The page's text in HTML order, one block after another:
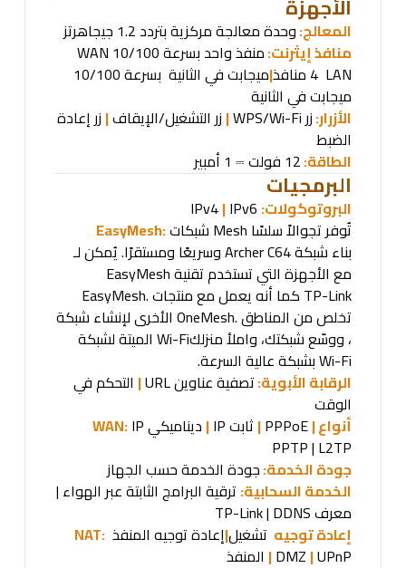
الأجهزة
المعالج:وحدة معالجة مركزية بتردد 1.2 جيجاهرتز
منافذ إيثرنت:منفذ
واحد بسرعة 10/100
ميجابت في الثانية| 4 منافذ LAN
بسرعة 10/100
ميجابت في الثانية
الأزرار:زرWPS/Wi-Fi
| زر التشغيل/الإيقاف| زر إعادة
الضبط
الطاقة:12 فولت ⎓ أمبير
البرمجيات
البروتوكولات:
IPv4|IPv6
EasyMesh:شبكات Mesh تُوفر تجوالاً سلسًا
وسريعًا ومستقرًا. يُمكن لـArcher C64بناء شبكة
EasyMeshمع الأجهزة التي تستخدم تقنية
EasyMesh.كما أنه يعمل مع منتجات TP-Link
الأخرى لإنشاء شبكة OneMesh.تخلص من المناطق
الميتة لشبكة Wi-Fi، ووسّع شبكتك، واملأ منزلك
بشبكةWi-Fi عالية السرعة.
الرقابة الأبوية:تصفية عناوينURL
| التحكم في
الوقت
أنواعWAN:
IPديناميكي |IPثابت |PPPoE|
PPTP | L2TP
جودة الخدمة:جودة الخدمة حسب الجهاز
الخدمة السحابية: ترقية البرامج الثابتة عبر الهواء |
معرف
إعادة توجيه
إعادة توجيه المنفذ|تشغيل
المنفذ |DMZ |UPnP